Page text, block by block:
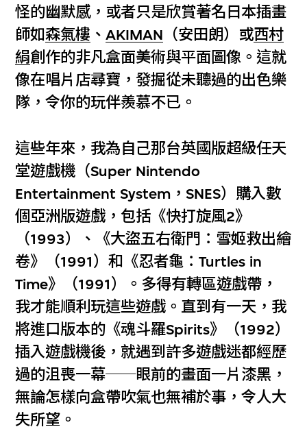
怪的幽默感，或者只是欣賞著名日本插畫
師如森氣樓 、AKIMAN （安田朗）或西村
絹創作的非凡盒面美術與平面圖像。這就
像在唱片店尋寶，發掘從未聽過的出色樂
隊，令你的玩伴羨慕不已。
這些年來，我為自己那台英國版超級任天
堂遊戲機（Super Nintendo
Entertainment System，SNES）購入數
個亞洲版遊戲，包括《快打旋風2》
（1993）、《大盜五右衛門：雪姬救出繪
卷》（1991）和《忍者龜：Turtles in
Time》（1991）。多得有轉區遊戲帶，
我才能順利玩這些遊戲。直到有一天，我
將進口版本的《魂斗羅Spirits》（1992）
插入遊戲機後，就遇到許多遊戲迷都經歷
過的沮喪一幕──眼前的畫面一片漆黑，
無論怎樣向盒帶吹氣也無補於事，令人大
失所望。